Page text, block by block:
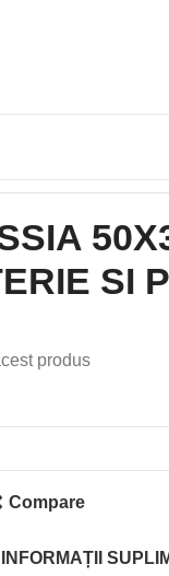
SI
produs
Compare
INFORMAȚII